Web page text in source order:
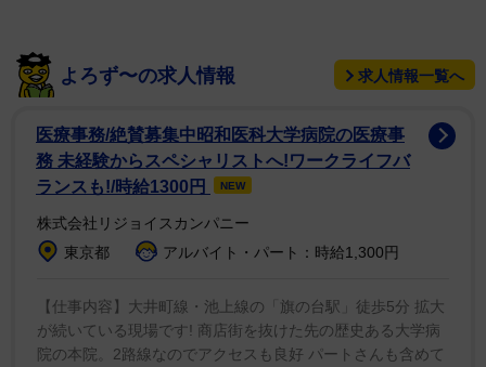
新郎役を務めた後輩DA PUMPのTOMO(45)とともに
踊りながら入場する動画も掲載。「今回のテーマは
『Weddig』自分で企画演出したにもかかわらず 想像
以上に感動しちって 泣きべそりっちゃんが発令してし
まいましたが すぐさまファンの皆んなが温かい空気に
変えてくれて 沢山の笑と涙と愛で私を包みこんでくれ
を味わった気分です!笑」とガチで感動した思いも明かし
た。
よろず〜の求人情報 求人情報一覧へ
医療事務/絶賛募集中昭和医科大学病院の医療事
務 未経験からスペシャリストへ!ワークライフバ
ランスも!/時給1300円
NEW
株式会社リジョイスカンパニー
東京都
アルバイト・パート：時給1,300円
【仕事内容】大井町線・池上線の「旗の台駅」徒歩5分 拡大
が続いている現場です! 商店街を抜けた先の歴史ある大学病
院の本院。2路線なのでアクセスも良好 パートさんも含めて